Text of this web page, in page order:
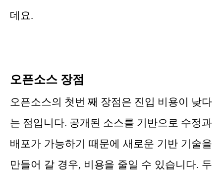
데요.
오픈소스 장점
오픈소스의 첫번 째 장점은 진입 비용이 낮다
는 점입니다. 공개된 소스를 기반으로 수정과
배포가 가능하기 때문에 새로운 기반 기술을
만들어 갈 경우, 비용을 줄일 수 있습니다. 두